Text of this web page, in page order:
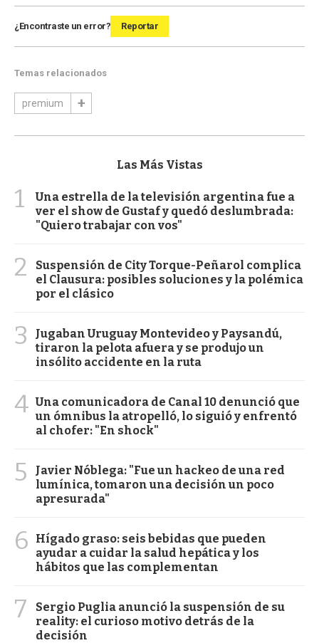
¿Encontraste un error? Reportar
Temas relacionados
premium
Las Más Vistas
1
Una estrella de la televisión argentina fue a
ver el show de Gustaf y quedó deslumbrada:
"Quiero trabajar con vos"
2
Suspensión de City Torque-Peñarol complica
el Clausura: posibles soluciones y la polémica
por el clásico
3
Jugaban Uruguay Montevideo y Paysandú,
tiraron la pelota afuera y se produjo un
insólito accidente en la ruta
4 Una comunicadora de Canal 10 denunció que
un ómnibus la atropelló, lo siguió y enfrentó
al chofer: "En shock"
5
Javier Nóblega: "Fue un hackeo de una red
lumínica, tomaron una decisión un poco
apresurada"
6
Hígado graso: seis bebidas que pueden
ayudar a cuidar la salud hepática y los
hábitos que las complementan
7
Sergio Puglia anunció la suspensión de su
reality: el curioso motivo detrás de la
decisión